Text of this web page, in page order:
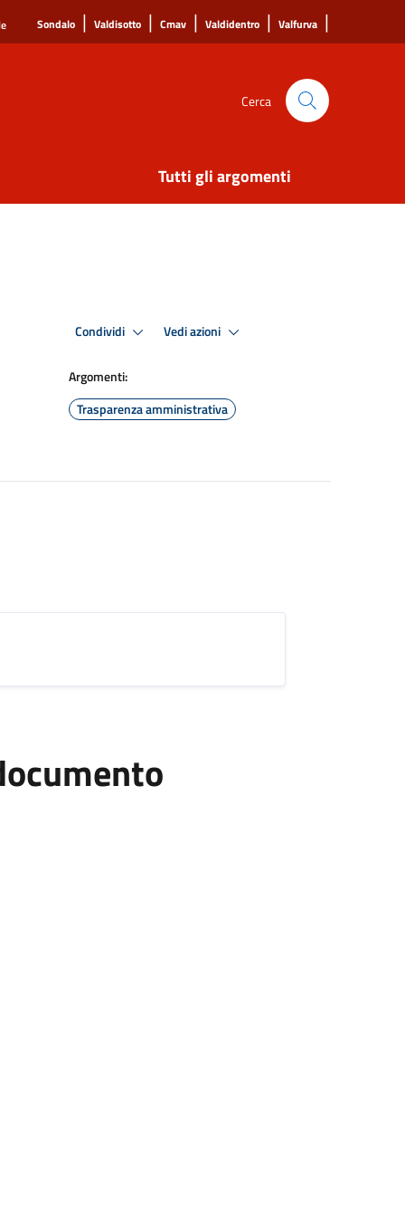
Sondalo | Valdisotto | Cmav | Valdidentro | Valfurva |
Cerca
Tutti gli argomenti
Condividi Vedi azioni
Argomenti:
Trasparenza amministrativa